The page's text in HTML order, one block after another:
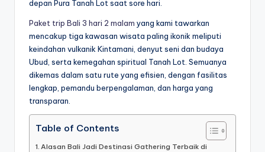
depan Pura Tanah Lot saat sore hari.
Paket trip Bali 3 hari 2 malam yang kami tawarkan
mencakup tiga kawasan wisata paling ikonik meliputi
keindahan vulkanik Kintamani, denyut seni dan budaya
Ubud, serta kemegahan spiritual Tanah Lot. Semuanya
dikemas dalam satu rute yang efisien, dengan fasilitas
lengkap, pemandu berpengalaman, dan harga yang
transparan.
Table of Contents
Alasan Bali Jadi Destinasi Gathering Terbaik di